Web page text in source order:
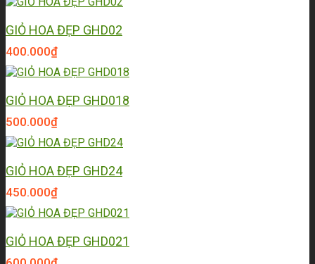
GIỎ HOA ĐẸP GHD02
400.000₫
GIỎ HOA ĐẸP GHD018
500.000₫
GIỎ HOA ĐẸP GHD24
450.000₫
GIỎ HOA ĐẸP GHD021